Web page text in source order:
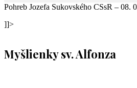
Pohreb Jozefa Sukovského CSsR – 08.
]]>
Myšlienky sv. Alfonza